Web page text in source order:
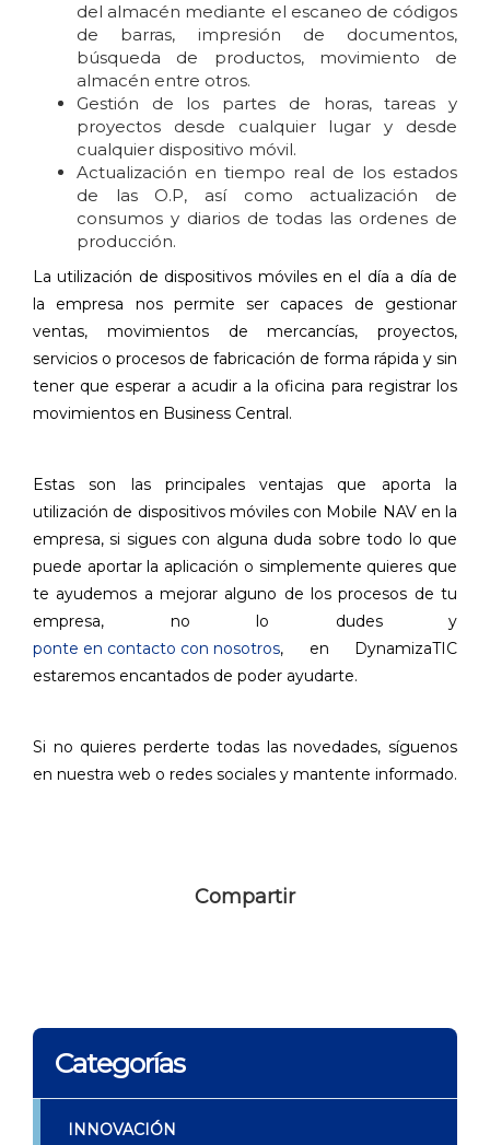
del almacén mediante el escaneo de códigos
de barras, impresión de documentos,
búsqueda de productos, movimiento de
almacén entre otros.
Gestión de los partes de horas, tareas y
proyectos desde cualquier lugar y desde
cualquier dispositivo móvil.
Actualización en tiempo real de los estados
de las O.P, así como actualización de
consumos y diarios de todas las ordenes de
producción.
La utilización de dispositivos móviles en el día a día de
la empresa nos permite ser capaces de gestionar
ventas, movimientos de mercancías, proyectos,
servicios o procesos de fabricación de forma rápida y sin
tener que esperar a acudir a la oficina para registrar los
movimientos en Business Central.
Estas son las principales ventajas que aporta la
utilización de dispositivos móviles con Mobile NAV en la
empresa, si sigues con alguna duda sobre todo lo que
puede aportar la aplicación o simplemente quieres que
te ayudemos a mejorar alguno de los procesos de tu
empresa, no lo dudes y
ponte en contacto con nosotros, en DynamizaTIC
estaremos encantados de poder ayudarte.
Si no quieres perderte todas las novedades, síguenos
en nuestra web o redes sociales y mantente informado.
Compartir
Categorías
INNOVACIÓN